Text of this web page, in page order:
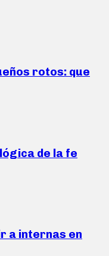
rotos: que
de la fe
a internas en